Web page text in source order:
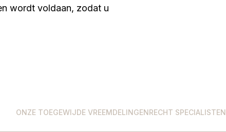
wordt voldaan, zodat u
ONZE TOEGEWIJDE VREEMDELINGENRECHT SPECIALISTEN